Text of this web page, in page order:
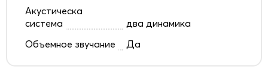
Акустическа
система
два динамика
Объемное звучание
Да